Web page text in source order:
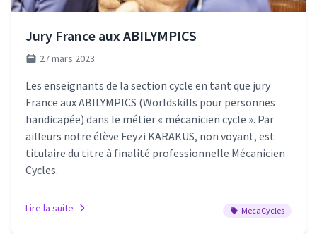
Jury France aux ABILYMPICS
27 mars 2023
Les enseignants de la section cycle en tant que jury
France aux ABILYMPICS (Worldskills pour personnes
handicapée) dans le métier « mécanicien cycle ». Par
ailleurs notre élève Feyzi KARAKUS, non voyant, est
titulaire du titre à finalité professionnelle Mécanicien
Cycles.
Lire la suite MecaCycles